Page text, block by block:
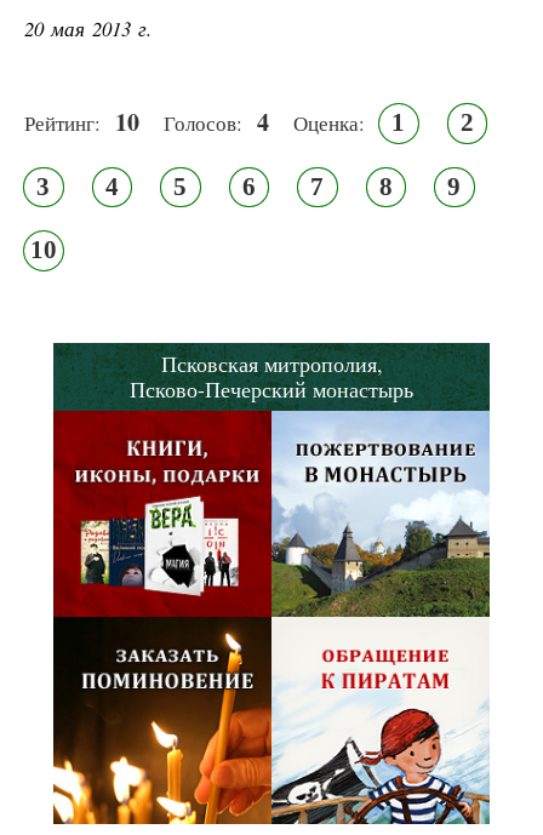
20 мая 2013 г.
Рейтинг: 10 Голосов: 4 Оценка: 1 2
3 4 5 6 7 8 9
10
Псковская митрополия,
Псково-Печерский монастырь